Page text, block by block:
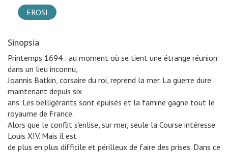
EROSI
Sinopsia
Printemps 1694 : au moment où se tient une étrange réunion
dans un lieu inconnu,
Joannis Batkin, corsaire du roi, reprend la mer. La guerre dure
maintenant depuis six
ans. Les belligérants sont épuisés et la famine gagne tout le
royaume de France.
Alors que le conflit s’enlise, sur mer, seule la Course intéresse
Louis XIV. Mais il est
de plus en plus difficile et périlleux de faire des prises. Dans ce